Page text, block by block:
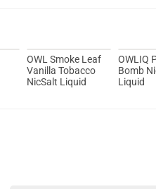
OWL Smoke Leaf
Vanilla Tobacco
NicSalt Liquid
OWLIQ
Bomb
Liquid